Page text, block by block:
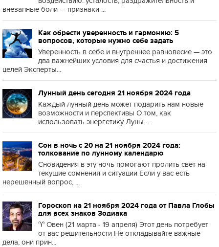
внезапные боли — признаки ...
Как обрести уверенность и гармонию: 5
вопросов, которые нужно себе задать
Уверенность в себе и внутреннее равновесие — это
два важнейших условия для счастья и достижения
целей Эксперты...
Лунный день сегодня 21 ноября 2024 года
Каждый лунный день может подарить нам новые
возможности и перспективы О том, как
использовать энергетику Луны ...
Сон в ночь с 20 на 21 ноября 2024 года:
толкование по лунному календарю
Сновидения в эту ночь помогают пролить свет на
текущие сомнения и ситуации Если у вас есть
нерешённый вопрос, ...
Гороскоп на 21 ноября 2024 года от Павла Глобы
для всех знаков Зодиака
♈️ Овен (21 марта - 19 апреля) Этот день потребует
от вас решительности Не откладывайте важные
дела, они прин...